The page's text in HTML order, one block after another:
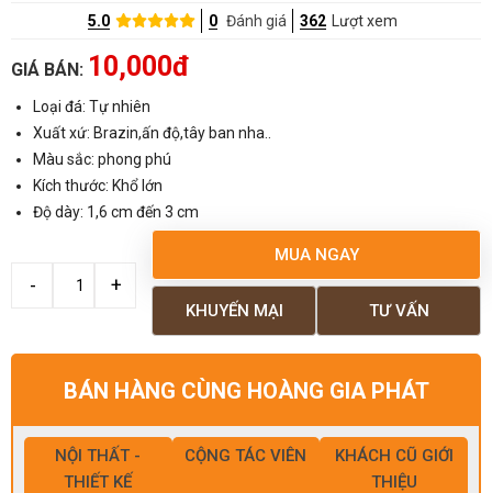
5.0 0 Đánh giá 362 Lượt xem
GIÁ BÁN: 10,000đ
Loại đá: Tự nhiên
Xuất xứ: Brazin,ấn độ,tây ban nha..
Màu sắc: phong phú
Kích thước: Khổ lớn
Độ dày: 1,6 cm đến 3 cm
MUA NGAY
TƯ VẤN
KHUYẾN MẠI
BÁN HÀNG CÙNG HOÀNG GIA PHÁT
NỘI THẤT -
THIẾT KẾ
CỘNG TÁC VIÊN
KHÁCH CŨ GIỚI
THIỆU